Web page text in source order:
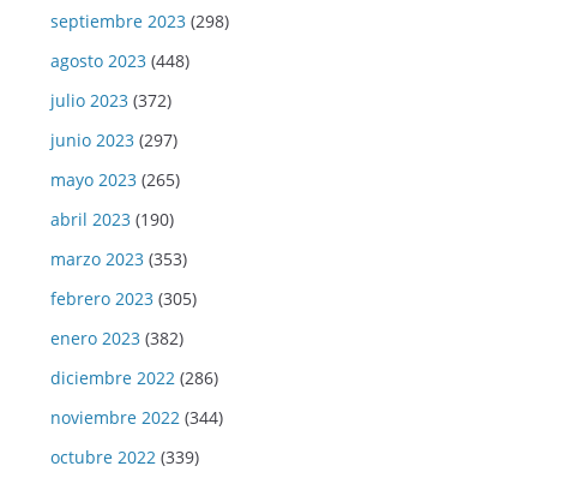
septiembre 2023 (298)
agosto 2023 (448)
julio 2023 (372)
junio 2023 (297)
mayo 2023 (265)
abril 2023 (190)
marzo 2023 (353)
febrero 2023 (305)
enero 2023 (382)
diciembre 2022 (286)
noviembre 2022 (344)
octubre 2022 (339)